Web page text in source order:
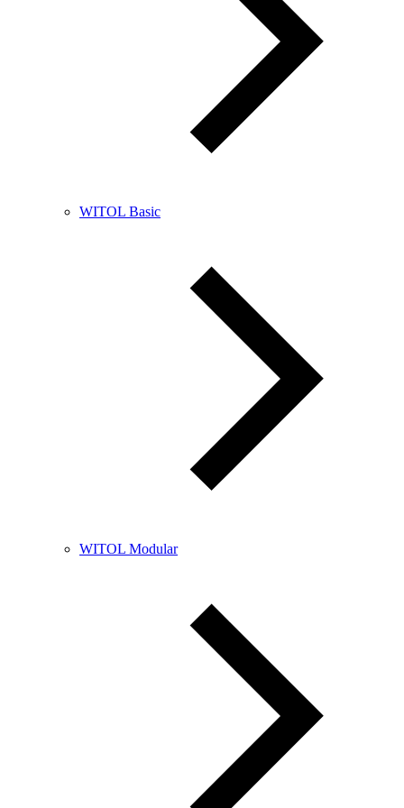
WITOL Basic
WITOL Modular